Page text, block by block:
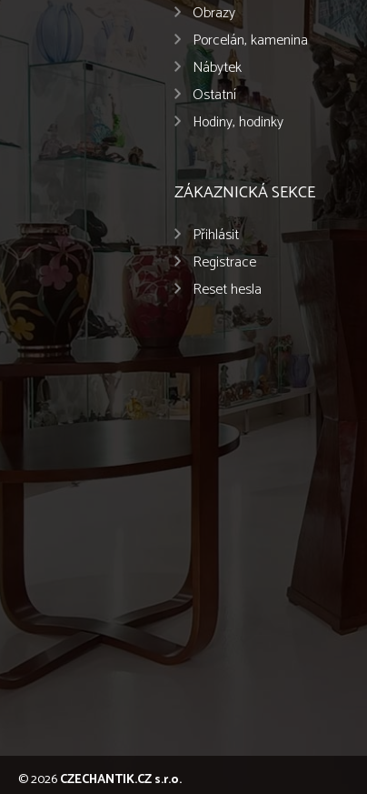
Obrazy
Porcelán, kamenina
Nábytek
Ostatní
Hodiny, hodinky
ZÁKAZNICKÁ SEKCE
Přihlásit
Registrace
Reset hesla
© 2026CZECHANTIK.CZ s.r.o.